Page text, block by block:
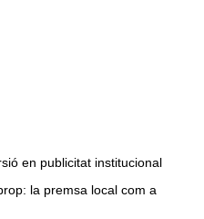
en publicitat institucional
la premsa local com a